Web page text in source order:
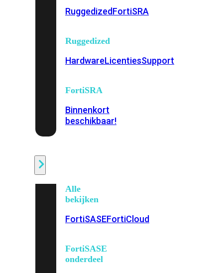
RuggedizedFortiSRA
Ruggedized
HardwareLicentiesSupport
FortiSRA
Binnenkort
beschikbaar!
Alle
bekijken
FortiSASEFortiCloud
FortiSASE
onderdeel